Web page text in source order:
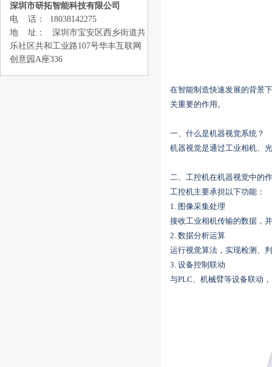
深圳市研拓智能科技有限公司
电 话： 18038142275
地 址： 深圳市宝安区西乡街道共
乐社区共和工业路107号华丰互联网
创意园A座336
在智能制造快速发展的背景
关重要的作用。
一、什么是机器视觉系统？
机器视觉是通过工业相机、
二、工控机在机器视觉中的
工控机主要承担以下功能：
1. 图像采集处理
接收工业相机传输的数据，
2. 数据分析运算
运行视觉算法，实现检测、
3. 设备控制联动
与PLC、机械臂等设备联动